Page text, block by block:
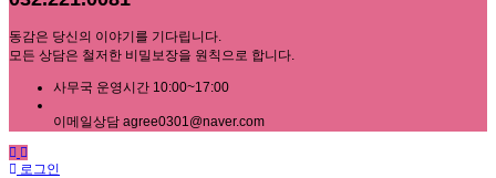
동감은 당신의 이야기를 기다립니다.
모든 상담은 철저한 비밀보장을 원칙으로 합니다.
사무국 운영시간 10:00~17:00
이메일상담 agree0301@naver.com
로그인